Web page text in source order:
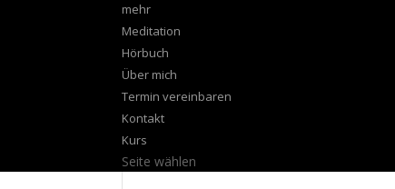
mehr
Meditation
Hörbuch
Über mich
Termin vereinbaren
Kontakt
Kurs
Seite wählen